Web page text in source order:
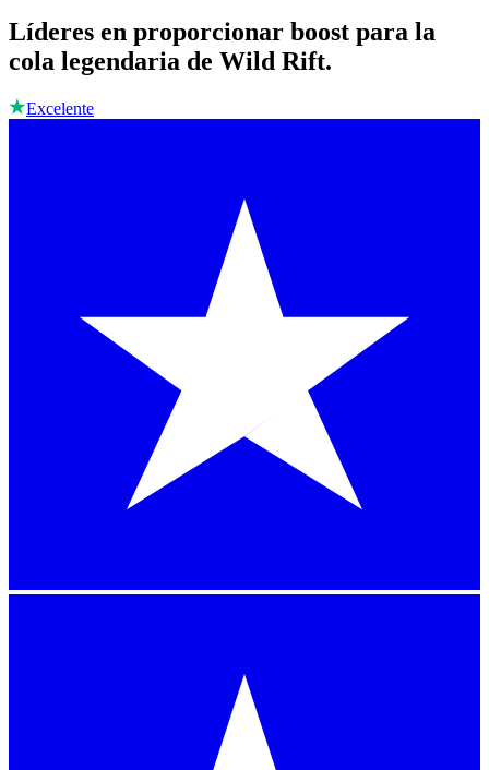
Líderes en proporcionar boost para la
cola legendaria de Wild Rift.
Excelente